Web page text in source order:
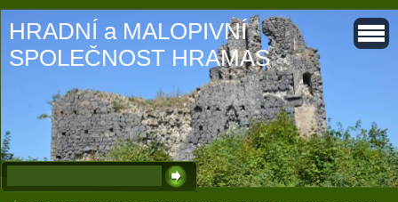
HRADNÍ a MALOPIVNÍ
SPOLEČNOST HRAMAS